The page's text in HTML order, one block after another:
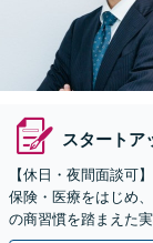
スタートア
【休日・夜間面談可
保険・医療をはじめ
の商習慣を踏まえた